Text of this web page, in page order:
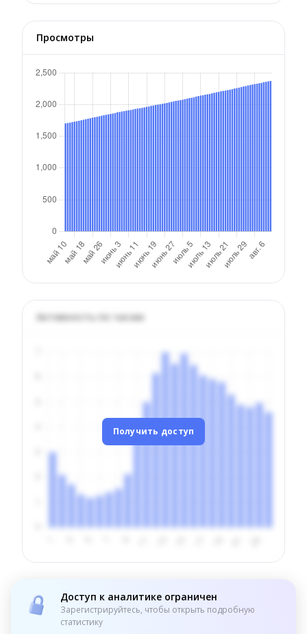
Просмотры
Активность по часам
Получить доступ
Доступ к аналитике ограничен
Зарегистрируйтесь, чтобы открыть подробную
статистику